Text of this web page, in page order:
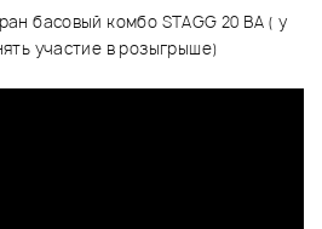
басовый комбо STAGG 20 BA ( у
участие в розыгрыше)